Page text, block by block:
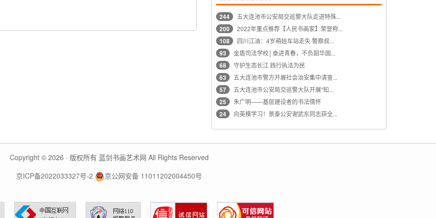
244 五大连池市公安局交巡警大队走进特殊...
200 2022年重点推荐【人民书画家】荣誉称...
108 四川江油：4岁萌娃车站走失 警察叔...
93 金盾司法学校│奋进青春，不负韶华国...
68 守护生态长江 践行执法为民
63 五大连池市警方开展社会治安集中清查...
57 五大连池市公安局交巡警大队开展“知...
25 朱广明——基层建设者的书法情怀
24 向英模学习！景泰公安谢武东同志获全...
Copyright © 2026 · 版权所有 蓝剑书画艺术网 All Rights Reserved
京ICP备2022033327号-2
京公网安备 11011202004450号